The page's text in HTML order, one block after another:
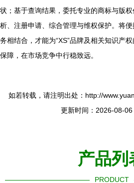
状；基于查询结果，委托专业的商标与版
析、注册申请、综合管理与维权保护。将
务相结合，才能为“XS”品牌及相关知识产
保障，在市场竞争中行稳致远。
如若转载，请注明出处：http://
更新时间：2026-08-
产品列
PRODUCT